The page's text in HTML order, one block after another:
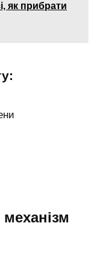
як прибрати